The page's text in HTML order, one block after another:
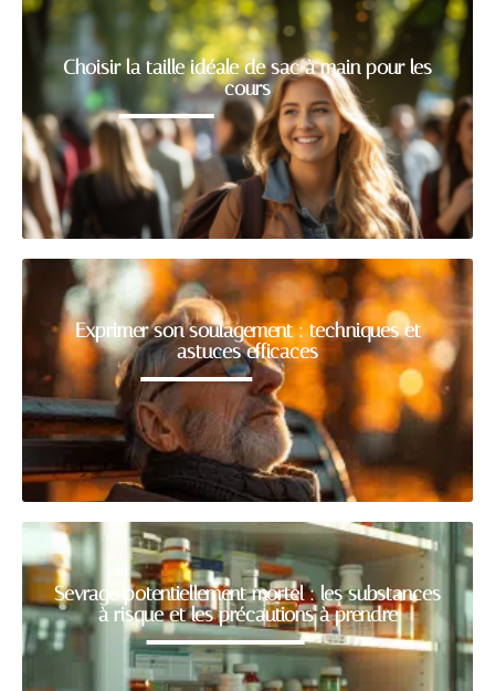
Choisir la taille idéale de sac à main pour les
cours
Exprimer son soulagement : techniques et
astuces efficaces
Sevrage potentiellement mortel : les substances
à risque et les précautions à prendre